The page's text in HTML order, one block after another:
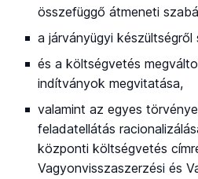
összefüggő átmeneti
a járványügyi
és a költségvetés
indítványok megvitatása,
valamint az egyes
feladatellátás
központi költségvetés
Vagyonvisszaszerzési és